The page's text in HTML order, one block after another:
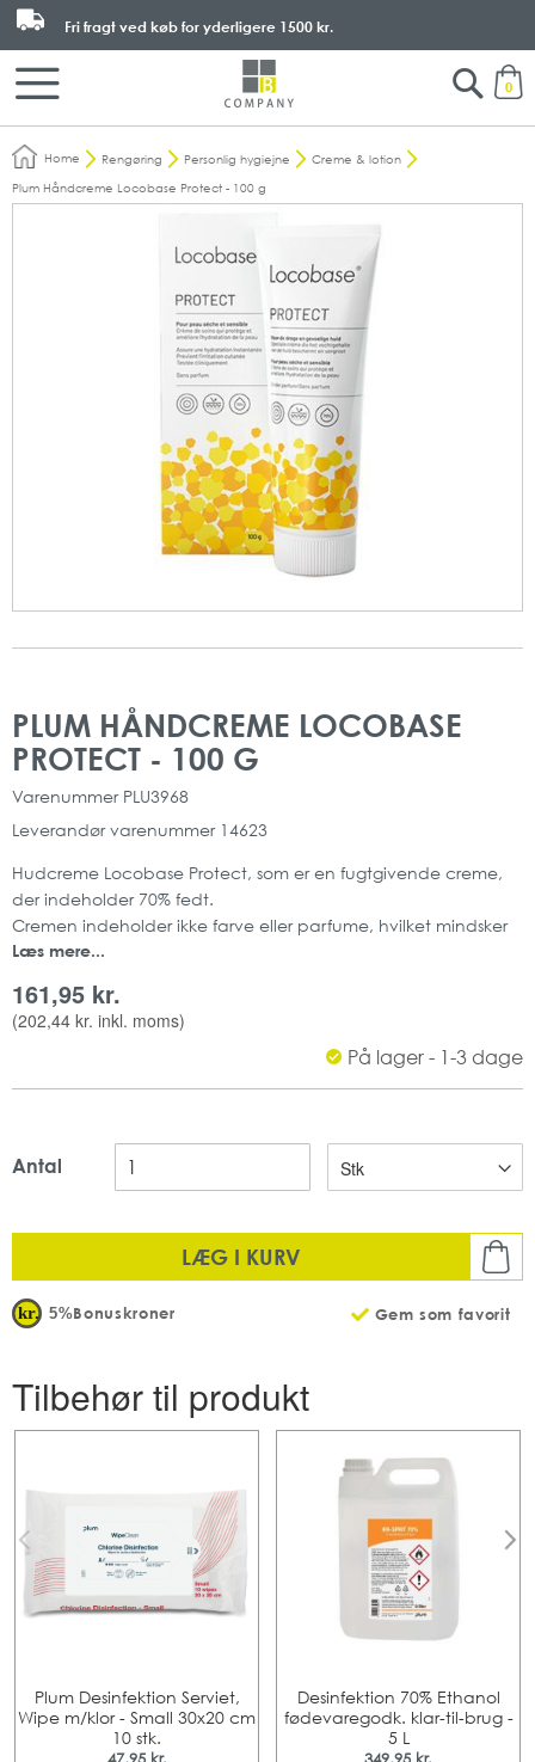
0
Fri fragt ved køb for yderligere 1500 kr.
Search
Home Rengøring Personlig hygiejne
Creme & lotion
Plum Håndcreme Locobase Protect - 100 g
PLUM HÅNDCREME LOCOBASE
PROTECT - 100 G
Varenummer PLU3968
Leverandør varenummer 14623
Hudcreme Locobase Protect, som er en fugtgivende creme,
der indeholder 70% fedt.
Cremen indeholder ikke farve eller parfume, hvilket mindsker
risikoen for allergiske reaktioner.
rene og tørre hænder.
Denne creme beskytter huden, samt øger hudens fugtighed.
Denne håndcreme er anbefalet af Asthma Allergy Nordic.
70% fedtindhold
Indhold: 100 g
Læs mere...
161,95 kr.
(202,44 kr. inkl. moms)
På lager - 1-3 dage
Antal
LÆG I KURV
Gem som favorit
5%Bonuskroner
slutningen
af
starten
af
Tilbehør til produkt
Plum Desinfektion Serviet,
Wipe m/klor - Small 30x20 cm
10 stk.
Desinfektion 70% Ethanol
fødevaregodk. klar-til-brug -
5 L